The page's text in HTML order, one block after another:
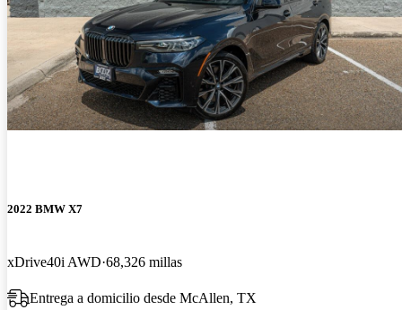
2022 BMW X7
xDrive40i AWD 68,326 millas
Entrega a domicilio desde McAllen, TX